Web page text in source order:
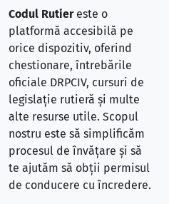
Codul Rutiereste o
platformă accesibilă pe
orice dispozitiv, oferind
chestionare, întrebările
oficiale DRPCIV, cursuri de
legislație rutieră și multe
alte resurse utile. Scopul
nostru este să simplificăm
procesul de învățare și să
te ajutăm să obții permisul
de conducere cu încredere.